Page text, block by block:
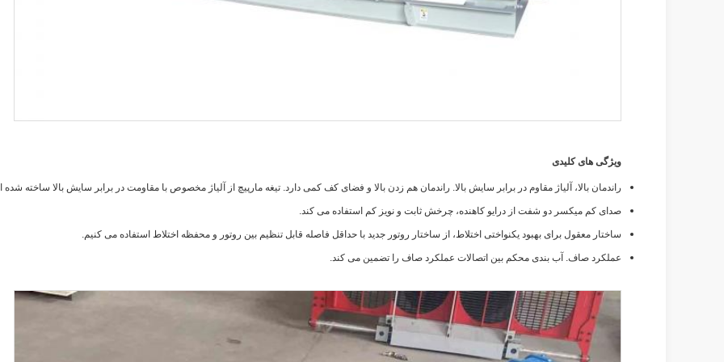
ویژگی های کلیدی
راندمان بالا، آلیاژ مقاوم در برابر سایش بالا. راندمان هم زدن بالا و فضای کف کمی دارد. تیغه مارپیچ از آلیاژ مخصوص با مقاومت در برابر سایش بالا ساخته
صدای کم میکسر دو شفت از درایو کاهنده، چرخش ثابت و نویز کم استفاده می کند.
ساختار معقول برای بهبود یکنواختی اختلاط، از ساختار روتور جدید با حداقل فاصله قابل تنظیم بین روتور و محفظه اختلاط استفاده می کنیم.
عملکرد صاف. آب بندی محکم بین اتصالات عملکرد صاف را تضمین می کند.